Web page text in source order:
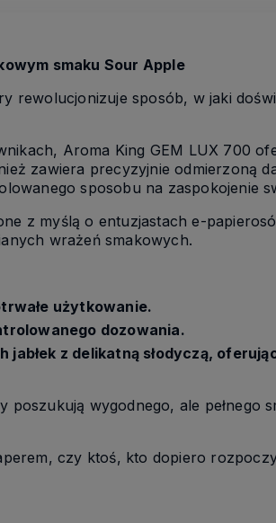
smaku Sour Apple
rewolucjonizuje sposób, w jaki
Aroma King GEM LUX 700
zawiera precyzyjnie odmierzoną
sposobu na zaspokojenie
z myślą o entuzjastach e-
wrażeń smakowych.
użytkowanie.
dozowania.
jabłek z delikatną słodyczą,
wygodnego, ale pełnego
czy ktoś, kto dopiero